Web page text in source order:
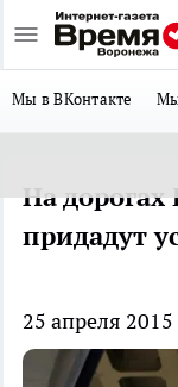
Мы в ВКонтакте
На
придадут
25 апреля 2015